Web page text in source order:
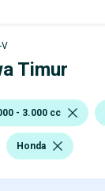
V
Timur
- 3.000 cc
Honda